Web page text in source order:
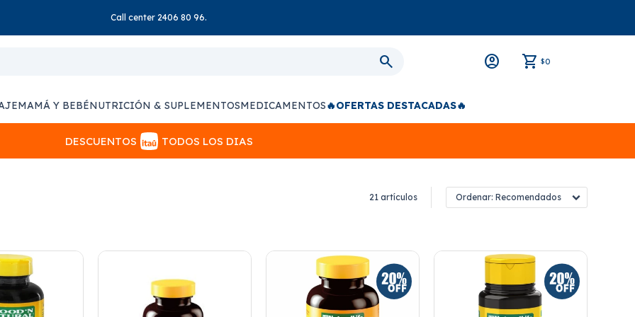
Call center 2406 80 96.
$0
MAMÁ Y BEBÉNUTRICIÓN & SUPLEMENTOSMEDICAMENTOS🔥OFERTAS DESTACADAS🔥
DESCUENTOS TODOS LOS DIAS
21 artículos Recomendados